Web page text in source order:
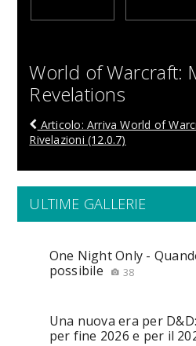
World of Warcraft:
Revelations
Articolo: Arriva World of
Rivelazioni (12.0.7)
ULTIME GALLERIE
One Night Only -
possibile
38
Una nuova era per
per fine 2026 e per il